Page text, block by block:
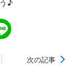
♪
次の記事